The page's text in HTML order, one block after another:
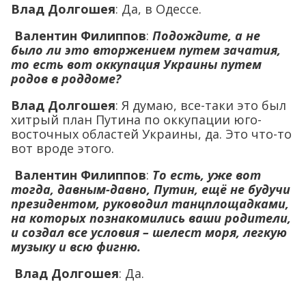
Влад Долгошея: Да, в Одессе.
Валентин Филиппов: Подождите, а не
было ли это вторжением путем зачатия,
то есть вот оккупация Украины путем
родов в роддоме?
Влад Долгошея: Я думаю, все-таки это был
хитрый план Путина по оккупации юго-
восточных областей Украины, да. Это что-то
вот вроде этого.
Валентин Филиппов: То есть, уже вот
тогда, давным-давно, Путин, ещё не будучи
президентом, руководил танцплощадками,
на которых познакомились ваши родители,
и создал все условия – шелест моря, легкую
музыку и всю фигню.
Влад Долгошея: Да.